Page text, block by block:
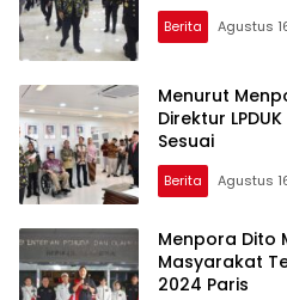
Berita Agustus
Menurut
Direktur
Sesuai
Berita Agustus
Menpora Dito
Masyarakat
2024 Paris